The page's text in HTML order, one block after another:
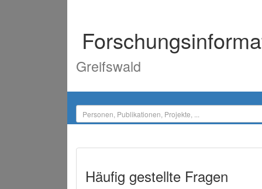
Greifswald
Häufig gestellte Fragen